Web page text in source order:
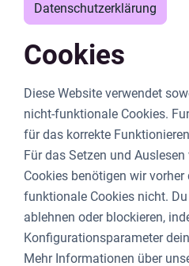
Datenschutzerklärung
Cookies
Diese Website verwendet
nicht-funktionale Cookies.
für das korrekte
Für das Setzen und
Cookies benötigen wir
funktionale Cookies nicht.
ablehnen oder blockieren,
Konfigurationsparameter
Mehr Informationen über